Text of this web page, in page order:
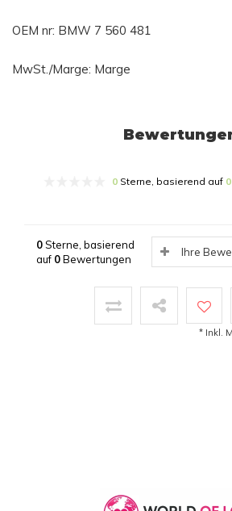
OEM nr: BMW 7 560 481
MwSt./Marge: Marge
0 Sterne, basierend auf 0
0Sterne, basierend
auf 0Bewertungen
Ihre
* Inkl.